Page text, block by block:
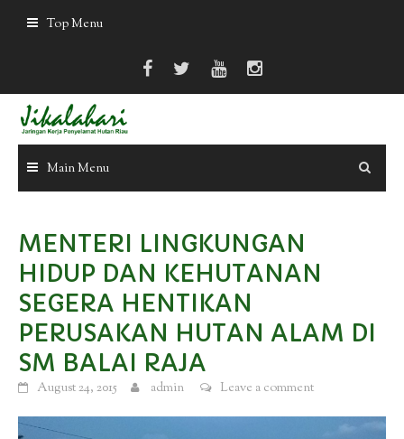
Top Menu
Main Menu
MENTERI LINGKUNGAN
HIDUP DAN KEHUTANAN
SEGERA HENTIKAN
PERUSAKAN HUTAN ALAM DI
SM BALAI RAJA
August 24, 2015 admin Leave a comment